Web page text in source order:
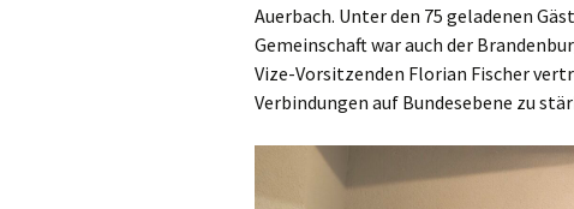
Auer­bach. Unter den 75 gela­de­nen
Gemein­schaft war auch der
Vize-Vor­sit­zen­den Flo­ri­an Fischer
Ver­bin­dun­gen auf Bun­des­ebe­ne zu